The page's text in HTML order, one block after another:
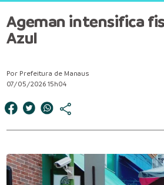
Ageman intensifica
Azul
Por Prefeitura de Manaus
07/05/2026 15h04